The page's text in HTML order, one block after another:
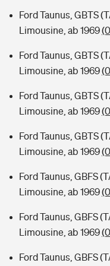
Ford Taunus, GBTS
Limousine, ab 1969
Ford Taunus, GBTS
Limousine, ab 1969
Ford Taunus, GBTS
Limousine, ab 1969
Ford Taunus, GBTS
Limousine, ab 1969
Ford Taunus, GBFS
Limousine, ab 1969
Ford Taunus, GBFS
Limousine, ab 1969
Ford Taunus, GBFS